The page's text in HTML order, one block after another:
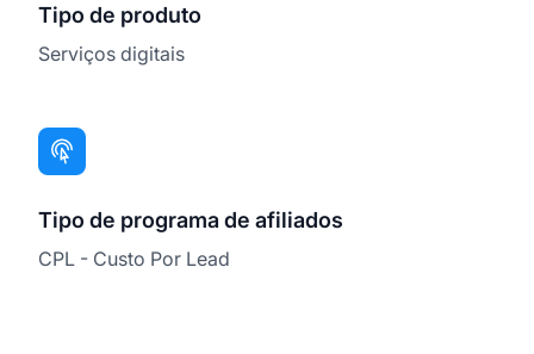
Tipo de produto
Serviços digitais
Tipo de programa de afiliados
CPL - Custo Por Lead